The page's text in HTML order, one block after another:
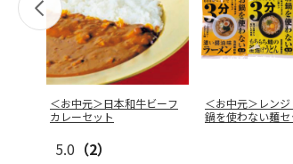
＜お中元＞日本和牛ビーフ
カレーセット
5.0 （2）
＜お中元＞レン
鍋を使わない麺セ